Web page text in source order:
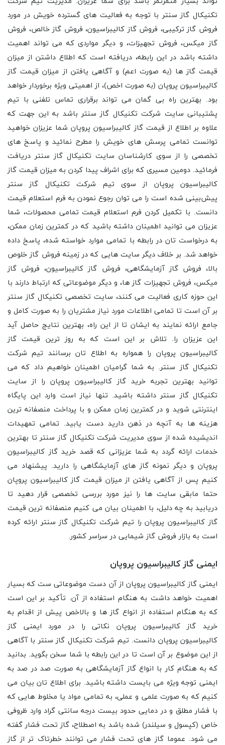
تکنیکال گاز سنتر با توجه به فعالیت های گسترده خویش در مورد
فروش گاز ترکیبی، فروش گاز کالیبراسیون، فروش گاز خالص، فروش
گاز میکس، فروش تجهیزات، و دیگر مواردی که می تواند اهمیت
داشته باشد در این رابطه، دریافته است که اطلاع داشتن از میزان
قیمت گاز ها (به صورت اعم) و آگاهی یافتن از میزان قیمت گاز
کالیبراسیون پروپان (به صورت اخص)، از اهمیتی ویژه برخوردار خواهد
بود. بهترین راه بی گمان می تواند برقراری تماس تلفنی با تیم
پشتیبانی سایت شرکت تکنیکال گاز سنتر باشد به این جهت که
علاوه بر اطلاع از قیمت گاز کالیبراسیون پروپان شما عزیزان خواهید
توانست تمامی پرسش های خویش را مطرح نمائید و پاسخ های
تخصصی را از سوی کارشناسان سایت تکنیکال گاز سنتر دریافت
فرمائید. دومین مسیری که برای اشراف پیدا کردن به میزان قیمت گاز
کالیبراسیون پروپان از سوی تیم شرکت تکنیکال گاز سنتر
پیش‌بینی شده است را می توان رجوع نمودن به فرم استعلام قیمت
دانست. با تکمیل کردن فرم استعلام قیمت تمامی محصولات، شما
عزیزان می توانید اطمینان داشته باشید که در کمترین زمان ممکن،
به درخواست تان در رابطه با تمامی موارد خواسته شده، پاسخ داده
خواهد شد. بر خلاف دیگر سایت هایی که در زمینه فروش گاز خلوص
بالا، فروش گاز آزمایشگاهی، فروش گاز کالیبراسیون، فروش گاز
میکس، فروش تجهیزات گاز ها، و دیگر موضوعاتی که ارتباط دارند با
این حوزه کاری فعالیت می کنند، سایت تخصصی تکنیکال گاز سنتر
بر آن است تا تمامی اطلاعات مورد نیاز مشتریان را به صورت کامل و
جامع ارائه نمایند به ایشان تا از این راه، بهترین نتایج حاصل آید
این عزیزان را. تلاش بر این است که به روز ترین قیمت گاز
کالیبراسیون پروپان را همواره به اطلاع تان برسانند تیم شرکت
تکنیکال گاز سنتر. به شما گرامیان اطمینان خواهیم داد که می
توانید بهترین تجربه خرید گاز کالیبراسیون پروپان را از سایت
تکنیکال گاز سنتر داشته باشید. تنها نیاز است وارد این پایگاه
اینترنتی شوید و در کمترین زمان ممکن و با پرداخت منصفانه ترین
هزینه ها به آنچه در ذهن دارید دست یابید. تمامی تمهیدات
اندیشیده شده از سوی مدیریت شرکت تکنیکال گاز سنتر تا بهترین
خدمات ارائه گردد به شما عزیزانی که قصد خرید گاز کالیبراسیون
پروپان و دیگر نمونه گاز های آزمایشگاهی را دارید. پیشنهاد می
کنیم پس از آگاهی یافتن از میزان قیمت گاز کالیبراسیون پروپان
حتما مابقی سایت ها را نیز مورد بررسی تخصصی قرار دهید تا
دریابید به چه دلیل، با اطمینان بیان می کنیم منصفانه ترین قیمت
گاز کالیبراسیون پروپان را تیم شرکت تکنیکال گاز سنتر ارائه کرده
است به بازار فروش گاز شیمایی در سراسر کشور.
ایمنی گاز کالیبراسیون پروپان
ایمنی گاز کالیبراسیون پروپان از آن دست موضوعاتی ست که بسیار
اهمیت خواهد داشت به هنگام استفاده از آن. تأکید بر این است
که به هنگام استفاده از انواع گاز ها و بالاخص پیش از اقدام به
خرید گاز کالیبراسیون پروپان نکاتی را در مورد ایمنی گاز
کالیبراسیون پروپان دانست. تیم شرکت تکنیکال گاز سنتر با آگاهی
از این موضوع بر آن است تا در این رابطه با شما سخن بگوید. بدانید
که به هنگام کار با انواع گاز آزمایشگاهی به صورت صد در صد به
ایمنی توجه ویژه می بایست داشته باشید. برای اطلاع تان بیان می
کنیم که به صورت علمی و عملی، به تمامی مواد یا مخلوط هایی که
با فشار مطلق و در دمایی حدود بیست درجه سانتی گراد وارد ظروفی
خاص (کپسول و سیلندر) شده باشد به اصطلاح، گاز تحت فشار گفته
می شود. عموما گاز های تحت فشار می توانند خطرتاک تر از گاز